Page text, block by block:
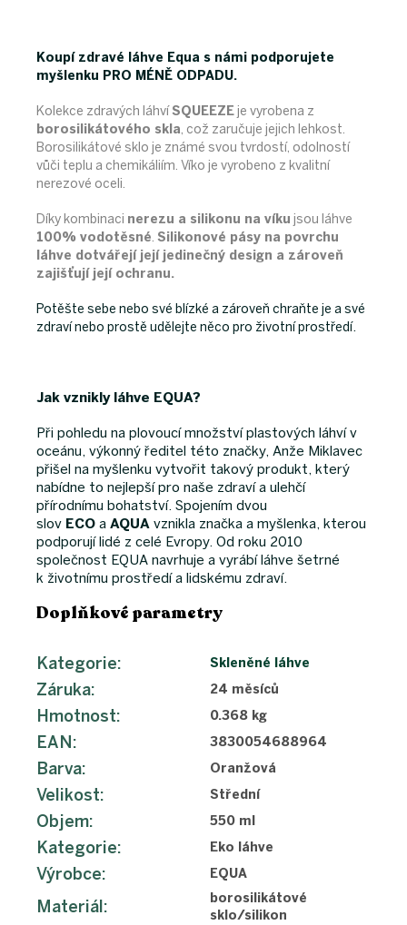
Koupí zdravé láhve Equa s námi podporujete
myšlenku PRO MÉNĚ ODPADU.
Kolekce zdravých láhvíSQUEEZEje vyrobena z
borosilikátového skla, což zaručuje jejich lehkost.
Borosilikátové sklo je známé svou tvrdostí, odolností
vůči teplu a chemikáliím. Víko je vyrobeno z kvalitní
nerezové oceli.
Díky kombinaci nerezu a silikonu na víku jsou láhve
100% vodotěsné. Silikonové pásy na povrchu
láhve dotvářejí její jedinečný design a zároveň
zajišťují její ochranu.
Potěšte sebe nebo své blízké a zároveň chraňte je a své
zdraví nebo prostě udělejte něco pro životní prostředí.
Jak vznikly láhve EQUA?
Při pohledu na plovoucí množství plastových láhví v
oceánu, výkonný ředitel této značky, Anže Miklavec
přišel na myšlenku vytvořit takový produkt, který
nabídne to nejlepší pro naše zdraví a ulehčí
přírodnímu bohatství. Spojením dvou
slov ECO a AQUA vznikla značka a myšlenka, kterou
podporují lidé z celé Evropy. Od roku 2010
společnost EQUA navrhuje a vyrábí láhve šetrné
k životnímu prostředí a lidskému zdraví.
Doplňkové parametry
Kategorie: Skleněné láhve
Záruka: 24 měsíců
Hmotnost: 0.368 kg
EAN: 3830054688964
Barva: Oranžová
Velikost: Střední
Objem: 550 ml
Kategorie: Eko láhve
Výrobce: EQUA
Materiál:
borosilikátové
sklo/silikon